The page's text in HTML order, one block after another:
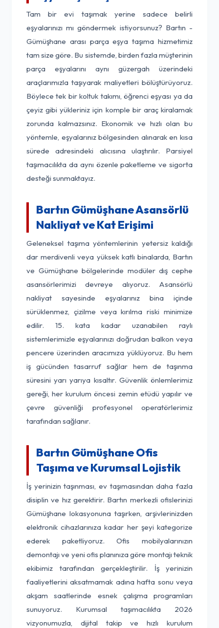
Tam bir evi taşımak yerine sadece belirli
eşyalarınızı mı göndermek istiyorsunuz? Bartın -
Gümüşhane arası parça eşya taşıma hizmetimiz
tam size göre. Bu sistemde, birden fazla müşterinin
parça eşyalarını aynı güzergah üzerindeki
araçlarımızla taşıyarak maliyetleri bölüştürüyoruz.
Böylece tek bir koltuk takımı, öğrenci eşyası ya da
çeyiz gibi yükleriniz için komple bir araç kiralamak
zorunda kalmazsınız. Ekonomik ve hızlı olan bu
yöntemle, eşyalarınız bölgesinden alınarak en kısa
sürede adresindeki alıcısına ulaştırılır. Parsiyel
taşımacılıkta da aynı özenle paketleme ve sigorta
desteği sunmaktayız.
Bartın Gümüşhane Asansörlü
Nakliyat ve Kat Erişimi
Geleneksel taşıma yöntemlerinin yetersiz kaldığı
dar merdivenli veya yüksek katlı binalarda, Bartın
ve Gümüşhane bölgelerinde modüler dış cephe
asansörlerimizi devreye alıyoruz. Asansörlü
nakliyat sayesinde eşyalarınız bina içinde
sürüklenmez, çizilme veya kırılma riski minimize
edilir. 15. kata kadar uzanabilen raylı
sistemlerimizle eşyalarınızı doğrudan balkon veya
pencere üzerinden aracımıza yüklüyoruz. Bu hem
iş gücünden tasarruf sağlar hem de taşınma
süresini yarı yarıya kısaltır. Güvenlik önlemlerimiz
gereği, her kurulum öncesi zemin etüdü yapılır ve
çevre güvenliği profesyonel operatörlerimiz
tarafından sağlanır.
Bartın Gümüşhane Ofis
Taşıma ve Kurumsal Lojistik
İş yerinizin taşınması, ev taşımasından daha fazla
disiplin ve hız gerektirir. Bartın merkezli ofislerinizi
Gümüşhane lokasyonuna taşırken, arşivlerinizden
elektronik cihazlarınıza kadar her şeyi kategorize
ederek paketliyoruz. Ofis mobilyalarınızın
demontajı ve yeni ofis planınıza göre montajı teknik
ekibimiz tarafından gerçekleştirilir. İş yerinizin
faaliyetlerini aksatmamak adına hafta sonu veya
akşam saatlerinde esnek çalışma programları
sunuyoruz. Kurumsal taşımacılıkta 2026
vizyonumuzla, dijital takip ve hızlı kurulum